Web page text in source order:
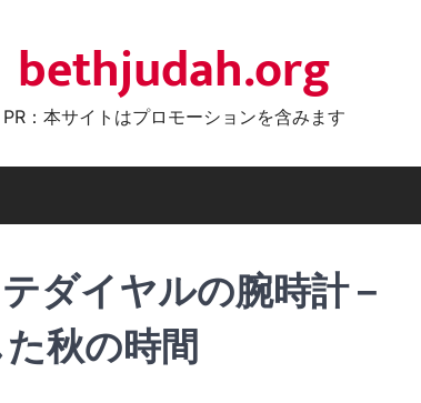
bethjudah.org
PR：本サイトはプロモーションを含みます
ダイヤルの腕時計 –
秋の時間